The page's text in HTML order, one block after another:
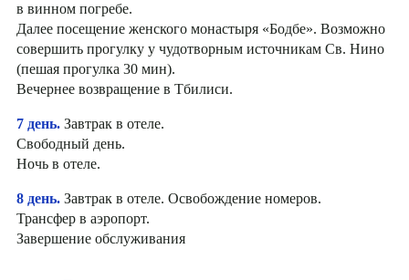
в винном погребе.
Далее посещение женского монастыря «Бодбе». Возможно
совершить прогулку у чудотворным источникам Св. Нино
(пешая прогулка 30 мин).
Вечернее возвращение в Тбилиси.
7 день. Завтрак в отеле.
Свободный день.
Ночь в отеле.
8 день. Завтрак в отеле. Освобождение номеров.
Трансфер в аэропорт.
Завершение обслуживания